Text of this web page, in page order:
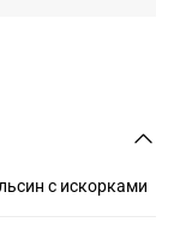
с искорками